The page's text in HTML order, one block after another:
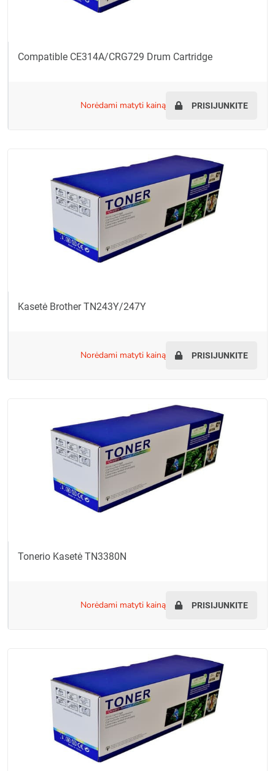
Compatible CE314A/CRG729 Drum Cartridge
norėdami matyti kainą PRISIJUNKITE
Kasetė Brother TN243Y/247Y
norėdami matyti kainą PRISIJUNKITE
Tonerio Kasetė TN3380N
norėdami matyti kainą PRISIJUNKITE